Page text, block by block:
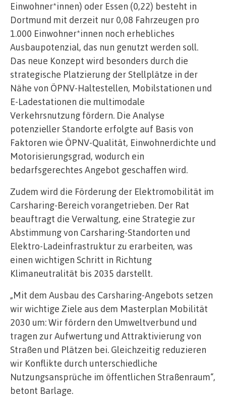
Einwohner*innen) oder Essen (0,22) besteht in
Dortmund mit derzeit nur 0,08 Fahrzeugen pro
1.000 Einwohner*innen noch erhebliches
Ausbaupotenzial, das nun genutzt werden soll.
Das neue Konzept wird besonders durch die
strategische Platzierung der Stellplätze in der
Nähe von ÖPNV-Haltestellen, Mobilstationen und
E-Ladestationen die multimodale
Verkehrsnutzung fördern. Die Analyse
potenzieller Standorte erfolgte auf Basis von
Faktoren wie ÖPNV-Qualität, Einwohnerdichte und
Motorisierungsgrad, wodurch ein
bedarfsgerechtes Angebot geschaffen wird.
Zudem wird die Förderung der Elektromobilität im
Carsharing-Bereich vorangetrieben. Der Rat
beauftragt die Verwaltung, eine Strategie zur
Abstimmung von Carsharing-Standorten und
Elektro-Ladeinfrastruktur zu erarbeiten, was
einen wichtigen Schritt in Richtung
Klimaneutralität bis 2035 darstellt.
„Mit dem Ausbau des Carsharing-Angebots setzen
wir wichtige Ziele aus dem Masterplan Mobilität
2030 um: Wir fördern den Umweltverbund und
tragen zur Aufwertung und Attraktivierung von
Straßen und Plätzen bei. Gleichzeitig reduzieren
wir Konflikte durch unterschiedliche
Nutzungsansprüche im öffentlichen Straßenraum“,
betont Barlage.